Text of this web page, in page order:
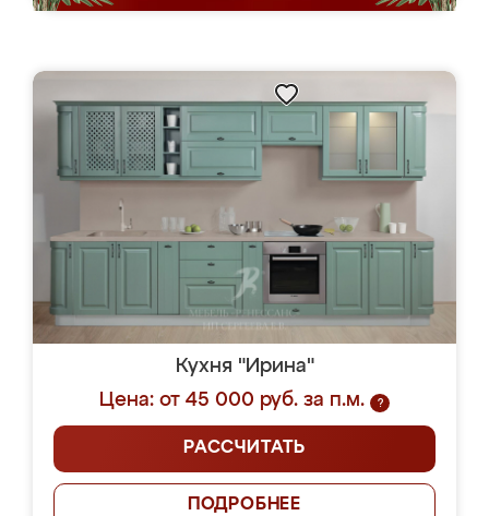
Кухня "Ирина"
Цена: от 45 000 руб. за п.м.
?
РАССЧИТАТЬ
ПОДРОБНЕЕ